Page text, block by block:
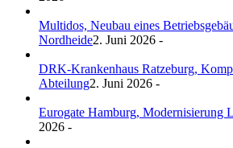
Multidos, Neubau eines
Nordheide2. Juni 2026 -
DRK-Krankenhaus Ratzeburg,
Abteilung2. Juni 2026 -
Eurogate Hamburg, Modernisierung
2026 -